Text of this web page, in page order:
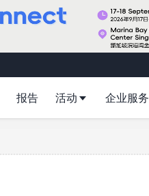
报告 活动 企业服务